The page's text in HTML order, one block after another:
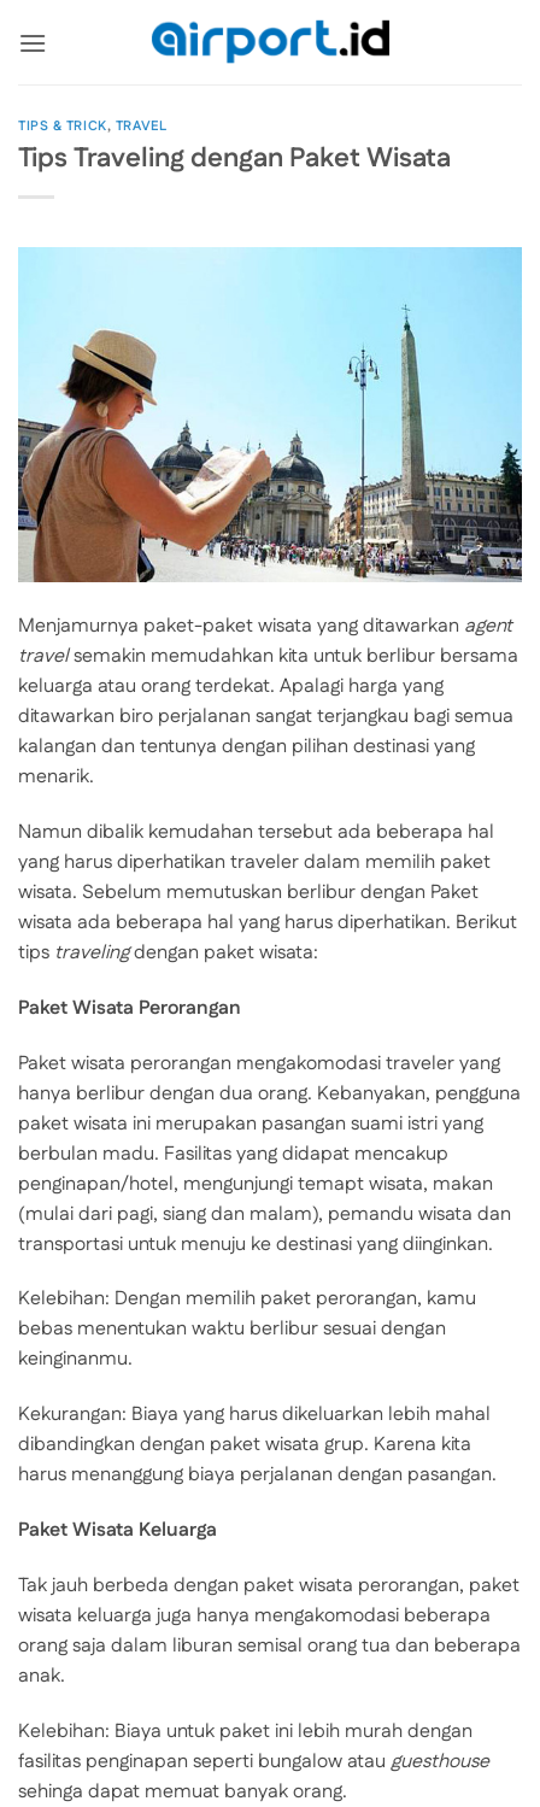
TIPS & TRICK, TRAVEL
Tips Traveling dengan Paket Wisata
Menjamurnya paket-paket wisata yang ditawarkan agent
travelsemakin memudahkan kita untuk berlibur bersama
keluarga atau orang terdekat. Apalagi harga yang
ditawarkan biro perjalanan sangat terjangkau bagi semua
kalangan dan tentunya dengan pilihan destinasi yang
menarik.
Namun dibalik kemudahan tersebut ada beberapa hal
yang harus diperhatikan traveler dalam memilih paket
wisata. Sebelum memutuskan berlibur dengan Paket
wisata ada beberapa hal yang harus diperhatikan. Berikut
tips travelingdengan paket wisata:
Paket Wisata Perorangan
Paket wisata perorangan mengakomodasi traveler yang
hanya berlibur dengan dua orang. Kebanyakan, pengguna
paket wisata ini merupakan pasangan suami istri yang
berbulan madu. Fasilitas yang didapat mencakup
penginapan/hotel, mengunjungi temapt wisata, makan
(mulai dari pagi, siang dan malam), pemandu wisata dan
transportasi untuk menuju ke destinasi yang diinginkan.
Kelebihan: Dengan memilih paket perorangan, kamu
bebas menentukan waktu berlibur sesuai dengan
keinginanmu.
Kekurangan: Biaya yang harus dikeluarkan lebih mahal
dibandingkan dengan paket wisata grup. Karena kita
harus menanggung biaya perjalanan dengan pasangan.
Paket Wisata Keluarga
Tak jauh berbeda dengan paket wisata perorangan, paket
wisata keluarga juga hanya mengakomodasi beberapa
orang saja dalam liburan semisal orang tua dan beberapa
anak.
Kelebihan: Biaya untuk paket ini lebih murah dengan
fasilitas penginapan seperti bungalow atau guesthouse
sehinga dapat memuat banyak orang.